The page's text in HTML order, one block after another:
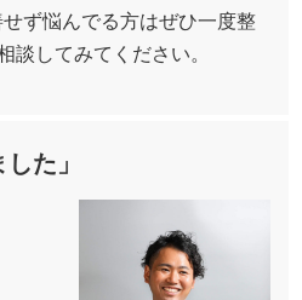
ず悩んでる方はぜひ一度整
談してみてください。
た」